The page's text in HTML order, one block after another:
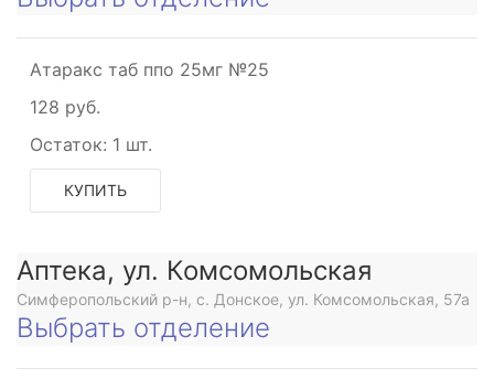
Атаракс таб ппо 25мг №25
128 руб.
Остаток: 1 шт.
КУПИТЬ
Аптека, ул. Комсомольская
Симферопольский р-н, с. Донское, ул. Комсомольская, 57а
Выбрать отделение